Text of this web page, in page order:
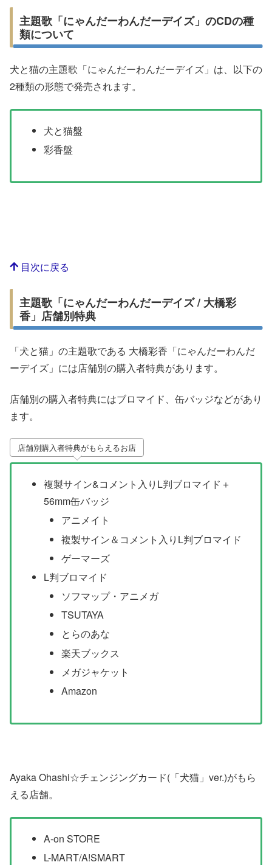
主題歌「にゃんだーわんだーデイズ」のCDの種
類について
犬と猫の主題歌「にゃんだーわんだーデイズ」は、以下の
2種類の形態で発売されます。
犬と猫盤
彩香盤
目次に戻る
主題歌「にゃんだーわんだーデイズ / 大橋彩
香」店舗別特典
「犬と猫」の主題歌である 大橋彩香「にゃんだーわんだ
ーデイズ」には店舗別の購入者特典があります。
店舗別の購入者特典にはブロマイド、缶バッジなどがあり
ます。
店舗別購入者特典がもらえるお店
複製サイン&コメント入りL判ブロマイド＋
56mm缶バッジ
アニメイト
複製サイン＆コメント入りL判ブロマイド
ゲーマーズ
L判ブロマイド
ソフマップ・アニメガ
TSUTAYA
とらのあな
楽天ブックス
メガジャケット
Amazon
Ayaka Ohashi☆チェンジングカード(「犬猫」ver.)がもら
える店舗。
A-on STORE
L-MART/A!SMART